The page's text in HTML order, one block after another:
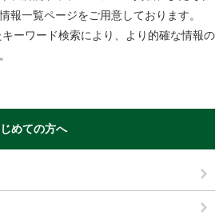
報一覧ページをご用意しております。
ーワード検索により、より的確な情報の
めての方へ